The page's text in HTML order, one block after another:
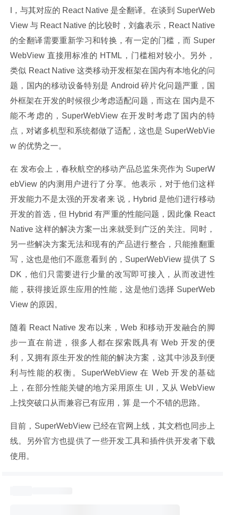
I，与其对应的 React Native 是全翻译。在谈到 SuperWeb
View 与 React Native 的比较时，刘鑫表示，React Native
的全翻译需要重新学习和转换，有一定的门槛，而 Super
WebView 直接用标准的 HTML，门槛相对较小。另外，
类似 React Native 这类移动开发框架在国内有本地化的问
题，国内的移动设备特别是 Android 碎片化问题严重，国
外框架在开发的时候很少考虑适配问题，而这在 国内是不
能不考虑的，SuperWebView 在开发时考虑了国内的特
点，对诸多机型和系统都做了适配，这也是 SuperWebVie
w 的优势之一。
在 发布会上，春秋航空的移动产品总监朱亮作为 SuperW
ebView 的内测用户进行了分享。他表示，对于他们这样
开发能力不是太强的开发者来 说，Hybrid 是他们进行移动
开发的首选，但 Hybrid 有严重的性能问题，因此像 React
Native 这样的解决方案一出来就受到广泛的关注。同时，
另一些解决方案无法和现有的产品进行整合，只能推翻重
写，这也是他们不愿意看到 的，SuperWebView 提供了 S
DK，他们只需要进行少量的改写即可接入，从而改进性
能，获得接近原生应用的性能，这是他们选择 SuperWeb
View 的原因。
随着 React Native 发布以来，Web 和移动开发融合的脚
步一直在前进，很多人都在探索既具有 Web 开发的便
利，又拥有原生开发的性能的解决方案，这其中涉及到便
利与性能的权衡。SuperWebView 在 Web 开发的基础
上，在部分性能关键的地方采用原生 UI，又从 WebView
上找突破口从而兼容已有应用，算 是一个不错的思路。
目前，SuperWebView 已经在官网上线，其文档也同步上
线。另外官方也提供了一些开发工具和插件供开发者下载
使用。